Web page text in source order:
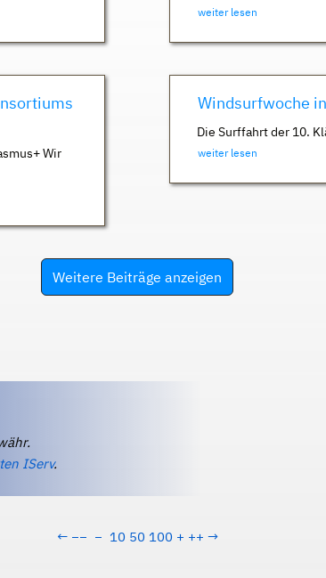
weiter lesen
Wir
Windsurfwoche
Die Surffahrt der 10.
weiter lesen
Weitere Beiträge anzeigen
IServ.
← −− − 10 50 100 + ++ →